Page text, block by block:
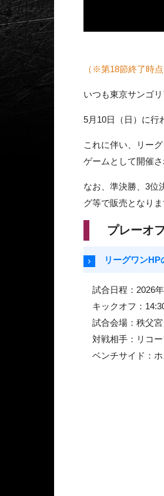
（※第18節終了時
いつも東京サンゴ
5月10日（日）に行
これに伴い、リー
ゲームとして開催
なお、準決勝、3位
グ等で販売となり
プレーオ
リーグワンHP
試合日程：2026年
キックオフ：
試合会場：秩父宮
対戦相手：リコー
ベンチサイド：ホ